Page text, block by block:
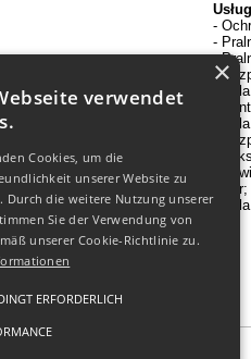
-
-
-
-
-
-
-
-
-
-
- Bar;
-
×
verwendet
Cookies, um die
unserer Website zu
Durch die weitere Nutzung unserer
Sie der Verwendung von
unserer Cookie-Richtlinie zu.
ERFORDERLICH